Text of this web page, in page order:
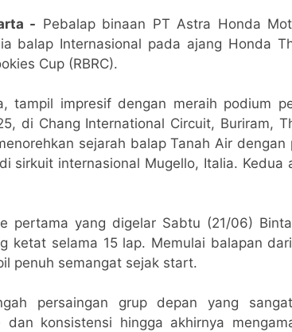
- Pebalap binaan PT Astra Honda
balap Internasional pada ajang Honda
Cup (RBRC).
tampil impresif dengan meraih podium
di Chang International Circuit, Buriram,
sejarah balap Tanah Air
sirkuit internasional Mugello, Italia. Kedua
pertama yang digelar Sabtu (21/06)
ketat selama 15 lap. Memulai balapan
penuh semangat sejak start.
persaingan grup depan yang
dan konsistensi hingga akhirnya